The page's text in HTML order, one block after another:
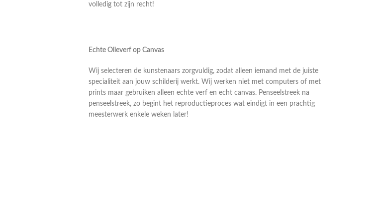
volledig tot zijn recht!
Echte Olieverf op Canvas
Wij selecteren de kunstenaars zorgvuldig, zodat alleen iemand met de juiste
specialiteit aan jouw schilderij werkt. Wij werken niet met computers of met
prints maar gebruiken alleen echte verf en echt canvas. Penseelstreek na
penseelstreek, zo begint het reproductieproces wat eindigt in een prachtig
meesterwerk enkele weken later!